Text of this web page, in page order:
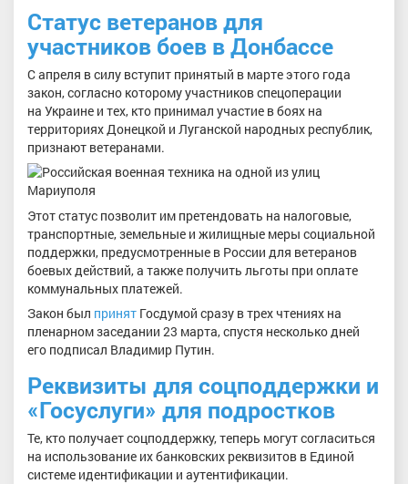
Статус ветеранов для
участников боев в Донбассе
С апреля в силу вступит принятый в марте этого года
закон, согласно которому участников спецоперации
на Украине и тех, кто принимал участие в боях на
территориях Донецкой и Луганской народных республик,
признают ветеранами.
Этот статус позволит им претендовать на налоговые,
транспортные, земельные и жилищные меры социальной
поддержки, предусмотренные в России для ветеранов
боевых действий, а также получить льготы при оплате
коммунальных платежей.
Закон был принят Госдумой сразу в трех чтениях на
пленарном заседании 23 марта, спустя несколько дней
его подписал Владимир Путин.
Реквизиты для соцподдержки и
«Госуслуги» для подростков
Те, кто получает соцподдержку, теперь могут согласиться
на использование их банковских реквизитов в Единой
системе идентификации и аутентификации.